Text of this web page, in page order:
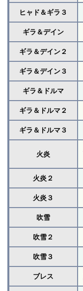
ヒャド＆ギラ３
ギラ＆デイン
ギラ＆デイン２
ギラ＆デイン３
ギラ＆ドルマ
ギラ＆ドルマ２
ギラ＆ドルマ３
火炎
火炎２
火炎３
吹雪
吹雪２
吹雪３
ブレス